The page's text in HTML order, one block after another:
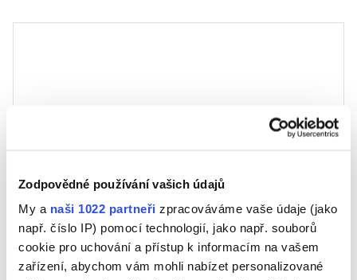
Zodpovědné používání vašich údajů
My a naši 1022 partneři zpracováváme vaše údaje (jako
např. číslo IP) pomocí technologií, jako např. souborů
cookie pro uchování a přístup k informacím na vašem
zařízení, abychom vám mohli nabízet personalizované
Jméno